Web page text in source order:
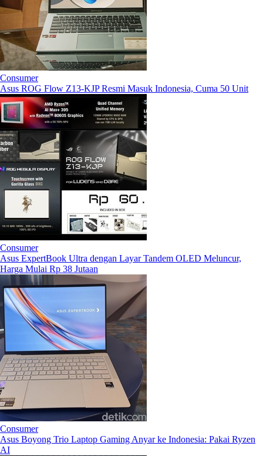
Consumer
Asus ROG Flow Z13-KJP Resmi Masuk Indonesia, Cuma 50 Unit
Consumer
Asus ExpertBook Ultra dengan Layar Tandem OLED Meluncur,
Harga Mulai Rp 38 Jutaan
Consumer
Asus Boyong Trio Laptop Gaming Anyar ke Indonesia: Pakai Ryzen
AI